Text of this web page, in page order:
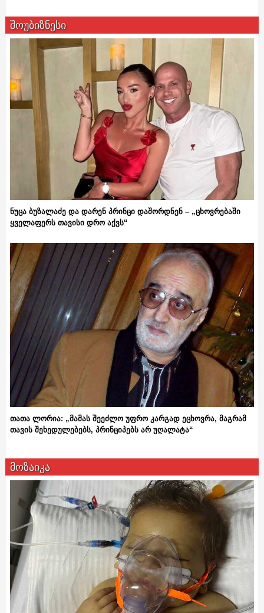
შოუბიზნესი
ნუცა ბუზალაძე და დარენ პრინცი დაშორდნენ – „ცხოვრებაში
ყველაფერს თავისი დრო აქვს“
თათა ლორია: „მამას შეეძლო უფრო კარგად ეცხოვრა, მაგრამ
თავის შეხედულებებს, პრინციპებს არ უღალატა“
მოზაიკა